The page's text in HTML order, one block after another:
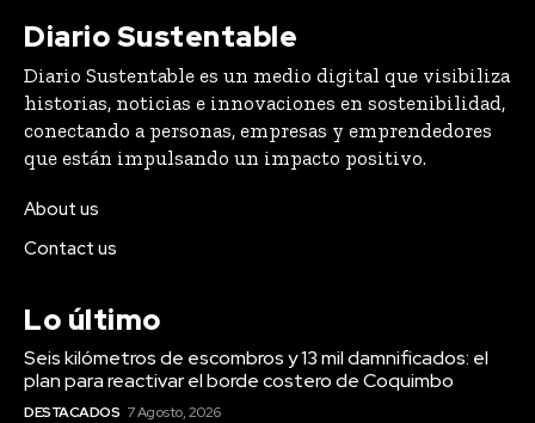
Diario Sustentable
Diario Sustentable es un medio digital que visibiliza
historias, noticias e innovaciones en sostenibilidad,
conectando a personas, empresas y emprendedores
que están impulsando un impacto positivo.
About us
Contact us
Lo último
Seis kilómetros de escombros y 13 mil damnificados: el
plan para reactivar el borde costero de Coquimbo
DESTACADOS 7 Agosto, 2026